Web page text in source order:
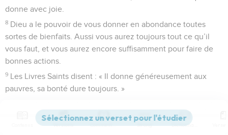
donne avec joie.
8 Dieu a le pouvoir de vous donner en abondance toutes
sortes de bienfaits. Aussi vous aurez toujours tout ce qu’il
vous faut, et vous aurez encore suffisamment pour faire de
bonnes actions.
9 Les Livres Saints disent : « Il donne généreusement aux
pauvres, sa bonté dure toujours. »
la nourriture. Il vous donnera les graines à vous aussi, il les
multipliera et les fera pousser. Ainsi votre bonté produira
Versions Commentaires Strong